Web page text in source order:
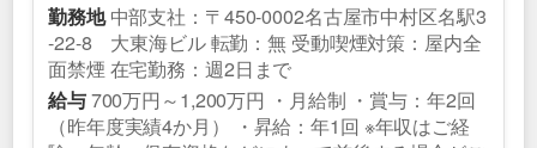
勤務地中部支社：〒450-0002名古屋市中村区名駅3
-22-8 大東海ビル 転勤：無 受動喫煙対策：屋内全
面禁煙 在宅勤務：週2日まで
給与700万円～1,200万円 ・月給制 ・賞与：年2回
（昨年度実績4か月） ・昇給：年1回 ※年収はご経